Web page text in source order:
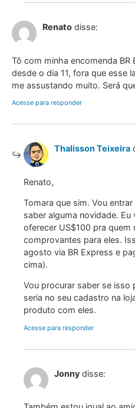
Renato disse:
Tô com minha encomenda
desde o dia 11, fora que esse
me assustando muito. Será
Acesse para responder
Thalisson Teixeira
Renato,
Tomara que sim. Vou
saber alguma novidade.
oferecer US$100 pra quem
comprovantes para eles.
agosto via BR Express e
cima).
Vou procurar saber se isso
seria no seu cadastro na
produto com eles.
Acesse para responder
Jonny disse: